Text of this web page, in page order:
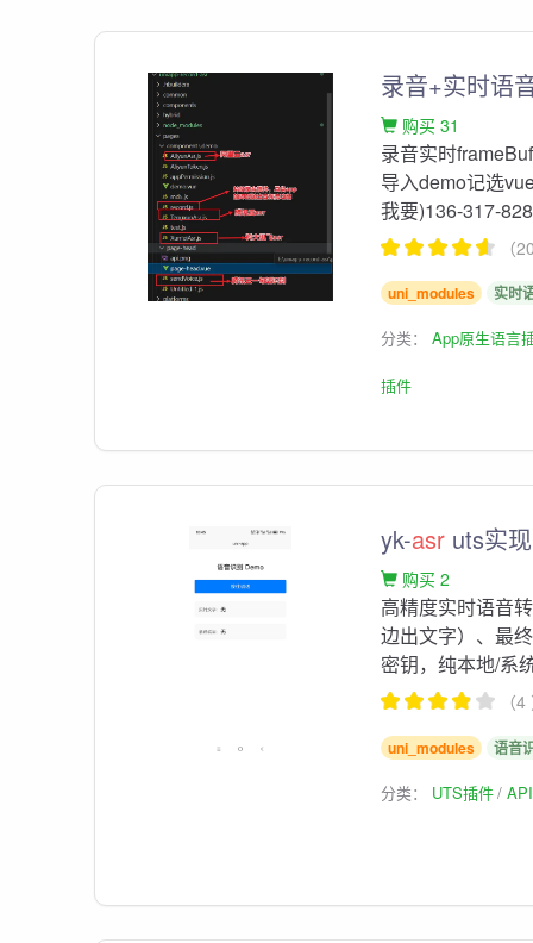
录音+实时语
购买 31
录音实时
导入demo记选
我要)136-317-
（
uni_modules 实时
分类：App原生语言
插件
yk-asr uts实
购买 2
高精度实时语音
边出文字）、最
密钥，纯本地/系
（
uni_modules 语音
分类： UTS插件